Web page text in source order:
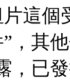
這個
，其
，已